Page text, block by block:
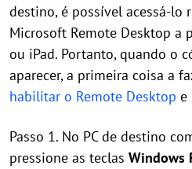
destino, é possível acessá-lo
Microsoft Remote Desktop a
ou iPad. Portanto, quando o
aparecer, a primeira coisa a
habilitar o Remote Desktop e
Passo 1. No PC de destino
pressione as teclas Windows